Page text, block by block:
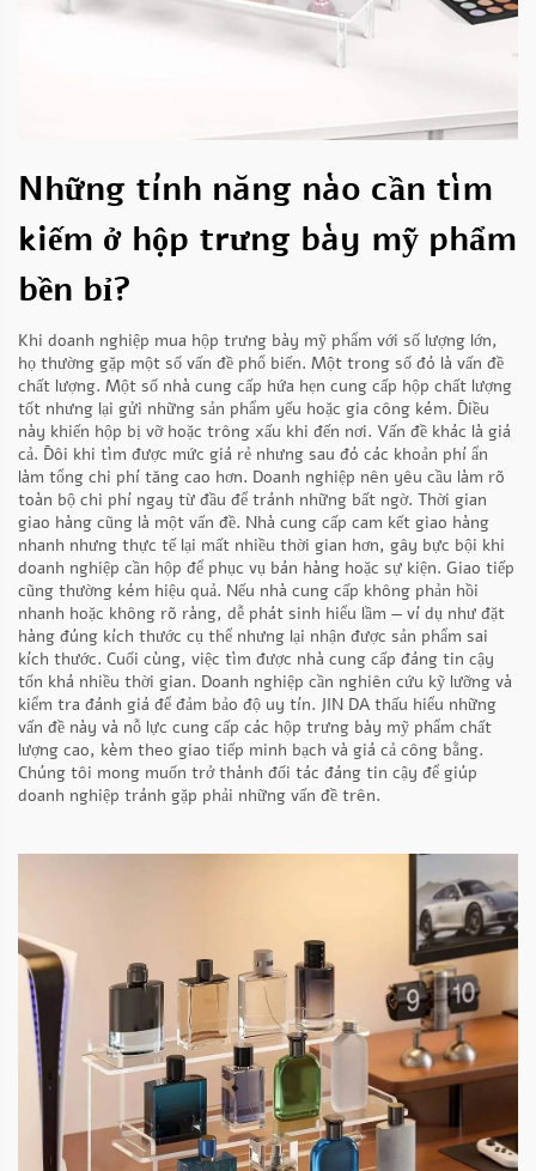
Những tính năng nào cần tìm
kiếm ở hộp trưng bày mỹ phẩm
bền bỉ?
Khi doanh nghiệp mua hộp trưng bày mỹ phẩm với số lượng lớn,
họ thường gặp một số vấn đề phổ biến. Một trong số đó là vấn đề
chất lượng. Một số nhà cung cấp hứa hẹn cung cấp hộp chất lượng
tốt nhưng lại gửi những sản phẩm yếu hoặc gia công kém. Điều
này khiến hộp bị vỡ hoặc trông xấu khi đến nơi. Vấn đề khác là giá
cả. Đôi khi tìm được mức giá rẻ nhưng sau đó các khoản phí ẩn
làm tổng chi phí tăng cao hơn. Doanh nghiệp nên yêu cầu làm rõ
toàn bộ chi phí ngay từ đầu để tránh những bất ngờ. Thời gian
giao hàng cũng là một vấn đề. Nhà cung cấp cam kết giao hàng
nhanh nhưng thực tế lại mất nhiều thời gian hơn, gây bực bội khi
doanh nghiệp cần hộp để phục vụ bán hàng hoặc sự kiện. Giao tiếp
cũng thường kém hiệu quả. Nếu nhà cung cấp không phản hồi
nhanh hoặc không rõ ràng, dễ phát sinh hiểu lầm — ví dụ như đặt
hàng đúng kích thước cụ thể nhưng lại nhận được sản phẩm sai
kích thước. Cuối cùng, việc tìm được nhà cung cấp đáng tin cậy
tốn khá nhiều thời gian. Doanh nghiệp cần nghiên cứu kỹ lưỡng và
kiểm tra đánh giá để đảm bảo độ uy tín. JIN DA thấu hiểu những
vấn đề này và nỗ lực cung cấp các hộp trưng bày mỹ phẩm chất
lượng cao, kèm theo giao tiếp minh bạch và giá cả công bằng.
Chúng tôi mong muốn trở thành đối tác đáng tin cậy để giúp
doanh nghiệp tránh gặp phải những vấn đề trên.